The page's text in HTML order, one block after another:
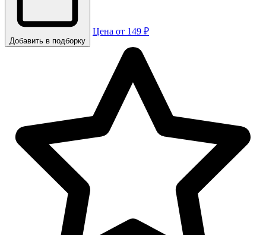
Добавить в подборку
Цена от 149 ₽